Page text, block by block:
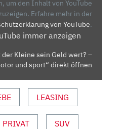
um den Inhalt von YouTube
Erfahre mehr in der
von YouTube.
immer anzeigen
der Kleine sein Geld wert? –
und sport“ direkt öffnen
LEASING
PRIVAT SUV